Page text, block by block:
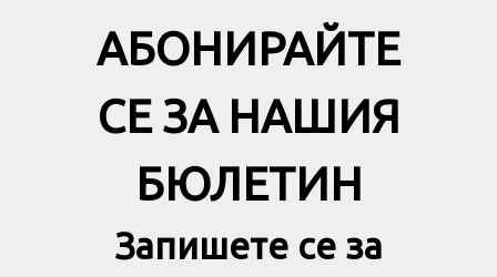
АБОНИРАЙТЕ
СЕ ЗА НАШИЯ
БЮЛЕТИН
Запишете се за